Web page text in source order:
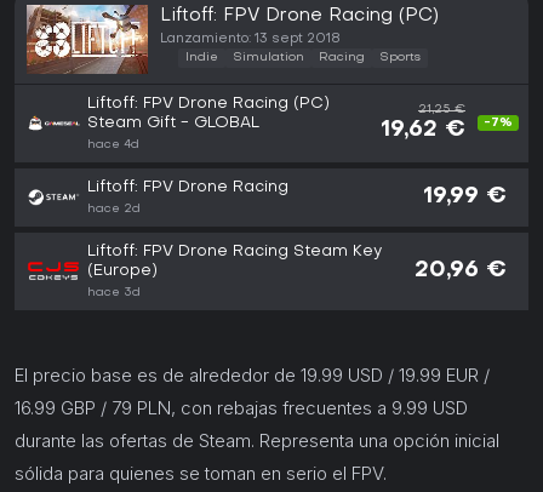
Liftoff: FPV Drone Racing (PC)
Lanzamiento: 13 sept 2018
Indie Simulation Racing Sports
Liftoff: FPV Drone Racing (PC)
Steam Gift - GLOBAL
hace 4d
21,25 €
19,62 € -7%
Liftoff: FPV Drone Racing
hace 2d
19,99 €
Liftoff: FPV Drone Racing Steam Key
(Europe)
hace 3d
20,96 €
El precio base es de alrededor de 19.99 USD / 19.99 EUR /
16.99 GBP / 79 PLN, con rebajas frecuentes a 9.99 USD
durante las ofertas de Steam. Representa una opción inicial
sólida para quienes se toman en serio el FPV.